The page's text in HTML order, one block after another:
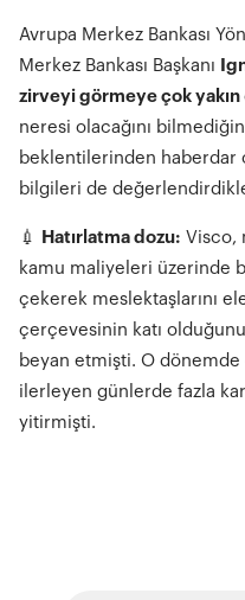
Avrupa Merkez Bankası
Merkez Bankası Başkanı
zirveyi görmeye çok yakın
neresi olacağını
beklentilerinden haberdar
bilgileri de
💉 Hatırlatma dozu: Visco,
kamu maliyeleri üzerinde
çekerek meslektaşlarını
çerçevesinin katı
beyan etmişti. O dönemde
ilerleyen günlerde fazla
yitirmişti.